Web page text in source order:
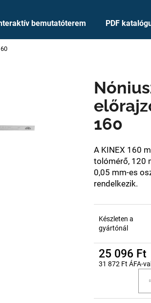
bemutatóterem PDF
160
A KINEX 160
tolómérő, 120
0,05 mm-es
rendelkezik.
Készleten a
gyártónál
25 096 Ft
31 872 Ft ÁFA-